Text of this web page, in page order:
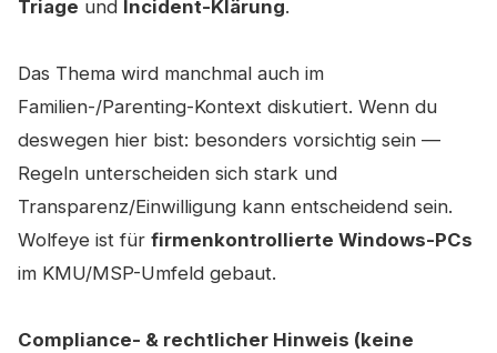
Triage und Incident-Klärung.
Das Thema wird manchmal auch im
Familien-/Parenting-Kontext diskutiert. Wenn du
deswegen hier bist: besonders vorsichtig sein —
Regeln unterscheiden sich stark und
Transparenz/Einwilligung kann entscheidend sein.
Wolfeye ist für firmenkontrollierte Windows-PCs
im KMU/MSP-Umfeld gebaut.
Compliance- & rechtlicher Hinweis (keine